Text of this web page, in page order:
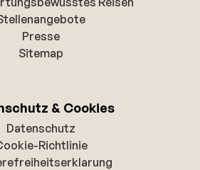
Presse
Sitemap
& Cookies
Datenschutz
Richtlinie